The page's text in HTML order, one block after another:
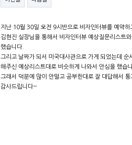
지난 10월 30일 오전 9시반으로 비자인터뷰를 예약하
김현진 실장님을 통해서 비자인터뷰 예상질문리스트
했습니다.
그리고 날짜가 되서 미국대사관으로 가게 되었는데
해주신 예상리스트대로 비슷하게 나와서 안심을 했습
그래서 덕분에 많이 안떨고 공부한대로 잘 대답해서
감사드립니다~